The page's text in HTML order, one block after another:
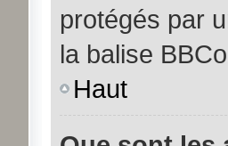
protégés par
la balise
Haut